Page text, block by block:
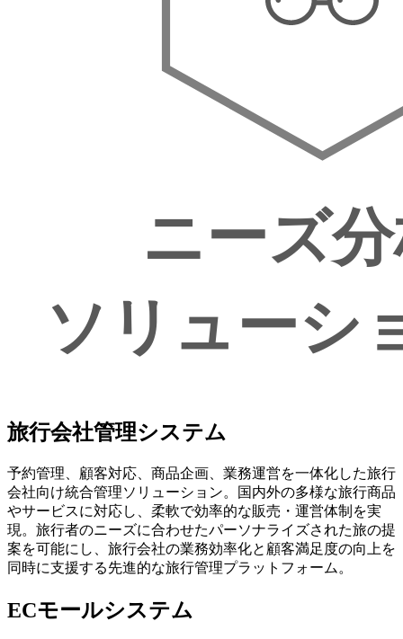
旅行会社管理システム
予約管理、顧客対応、商品企画、業務運営を一体化した旅行
会社向け統合管理ソリューション。国内外の多様な旅行商品
やサービスに対応し、柔軟で効率的な販売・運営体制を実
現。旅行者のニーズに合わせたパーソナライズされた旅の提
案を可能にし、旅行会社の業務効率化と顧客満足度の向上を
同時に支援する先進的な旅行管理プラットフォーム。
ECモールシステム